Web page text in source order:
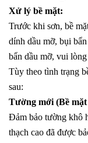
Xử lý bề mặt:
Trước khi sơn, bề
dính dầu mỡ, bụi
bẩn dầu mỡ, vui
Tùy theo tình trạng
sau:
Tường mới (Bề
Đảm bảo tường khô
thạch cao đã được